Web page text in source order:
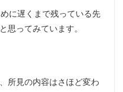
に遅くまで残っている先
思ってみています。
所見の内容はさほど変わ